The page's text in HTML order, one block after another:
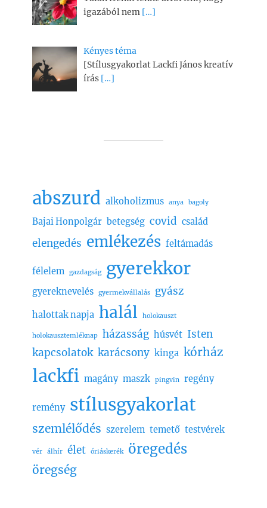
igazából nem […]
Kényes téma
[Stílusgyakorlat Lackfi János kreatív
írás […]
abszurd alkoholizmus anya bagoly
Bajai Honpolgár betegség covid család
elengedés emlékezés feltámadás
félelem gazdagság gyerekkor
gyereknevelés gyermekvállalás gyász
halottak napja halál holokauszt
holokausztemléknap házasság húsvét Isten
kapcsolatok karácsony kinga kórház
lackfi magány maszk pingvin regény
remény stílusgyakorlat
szemlélődés szerelem temető testvérek
vér álhír élet óriáskerék öregedés
öregség